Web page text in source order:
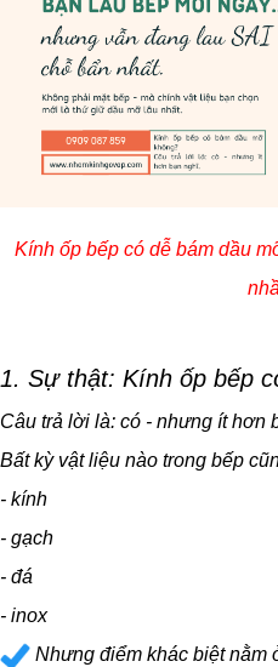
Kính ốp bếp có dễ bám dầu
1. Sự thật: Kính ốp bếp
Câu trả lời là: có - nhưng ít hơn
Bất kỳ vật liệu nào trong bếp
- kính
- gạch
- đá
- inox
Nhưng điểm khác biệt nằm